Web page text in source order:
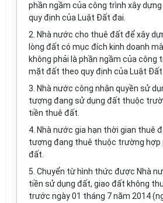
phần ngầm của công trình xây
quy định của Luật Đất đai.
2. Nhà nước cho thuê đất để xây
lòng đất có mục đích kinh doanh
không phải là phần ngầm của công
mặt đất theo quy định của Luật Đất
3. Nhà nước công nhận quyền sử
tượng đang sử dụng đất thuộc
tiền thuê đất.
4. Nhà nước gia hạn thời gian thuê
tượng đang thuê thuộc trường hợp
đất.
5. Chuyển từ hình thức được Nhà
tiền sử dụng đất, giao đất không
trước ngày 01 tháng 7 năm 2014